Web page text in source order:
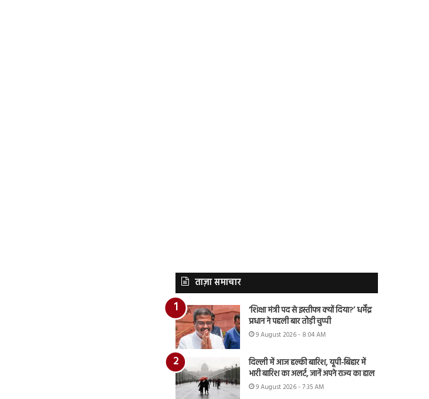
ताज़ा समाचार
‘शिक्षा मंत्री पद से इस्तीफा क्यों दिया?’ धर्मेंद्र
प्रधान ने पहली बार तोड़ी चुप्पी
9 August 2026 - 8:04 AM
दिल्ली में आज हल्की बारिश, यूपी-बिहार में
भारी बारिश का अलर्ट, जानें अपने राज्य का हाल
9 August 2026 - 7:35 AM